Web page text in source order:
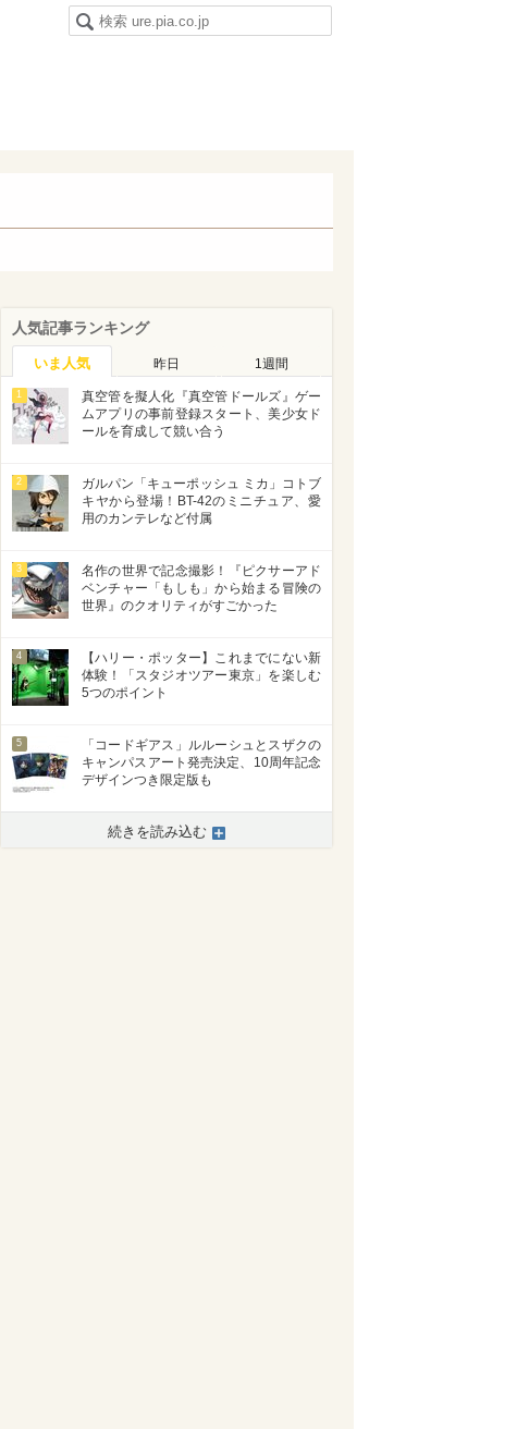
人気記事ランキング
いま人気 昨日 1週間
1
真空管を擬人化『真空管ドールズ』ゲー
ムアプリの事前登録スタート、美少女ド
ールを育成して競い合う
2
ガルパン「キューポッシュ ミカ」コトブ
キヤから登場！BT-42のミニチュア、愛
用のカンテレなど付属
3
名作の世界で記念撮影！『ピクサーアド
ベンチャー「もしも」から始まる冒険の
世界』のクオリティがすごかった
4
【ハリー・ポッター】これまでにない新
体験！「スタジオツアー東京」を楽しむ
5つのポイント
5
「コードギアス」ルルーシュとスザクの
キャンパスアート発売決定、10周年記念
デザインつき限定版も
続きを読み込む